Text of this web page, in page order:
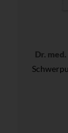
Dr.